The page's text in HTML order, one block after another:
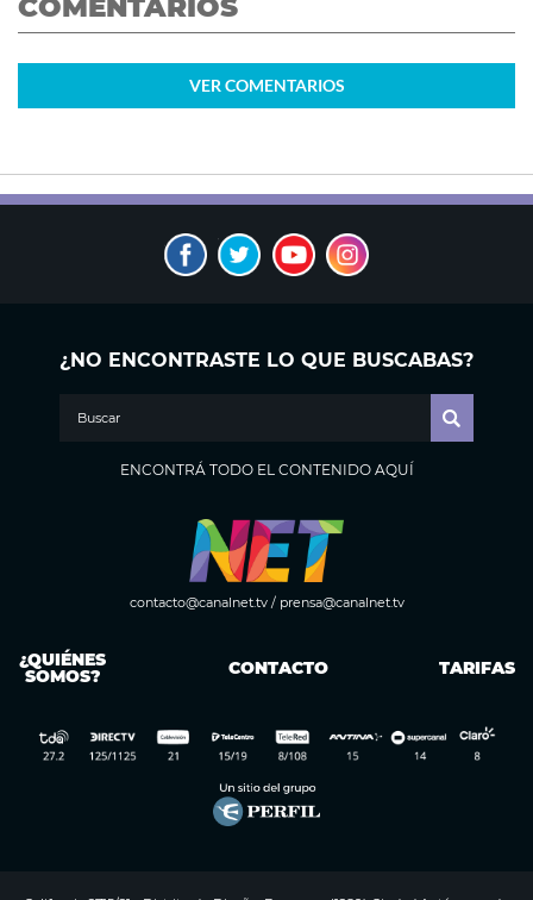
COMENTARIOS
VER COMENTARIOS
¿NO ENCONTRASTE LO QUE BUSCABAS?
ENCONTRÁ TODO EL CONTENIDO AQUÍ
contacto@canalnet.tv/ prensa@canalnet.tv
¿QUIÉNES
SOMOS? CONTACTO TARIFAS